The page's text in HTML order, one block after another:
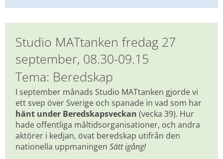
Studio MATtanken fredag 27
september, 08.30-09.15
Tema: Beredskap
I september månads Studio MATtanken gjorde vi
ett svep över Sverige och spanade in vad som har
hänt under Beredskapsveckan (vecka 39). Hur
hade offentliga måltidsorganisationer, och andra
aktörer i kedjan, övat beredskap utifrån den
nationella uppmaningen Sätt igång!